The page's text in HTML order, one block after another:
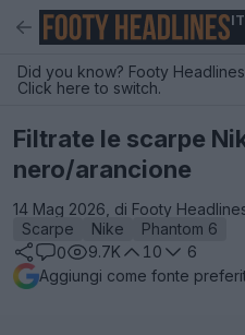
IT
Did you know? Footy
Click here to switch.
Filtrate le scarpe
nero/arancione
14 Mag 2026, di Footy
Scarpe
Nike
Phantom 6
0
9.7K 10
6
Aggiungi come fonte